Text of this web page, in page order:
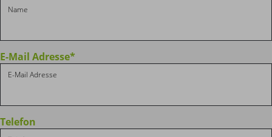
E-Mail Adresse*
Telefon